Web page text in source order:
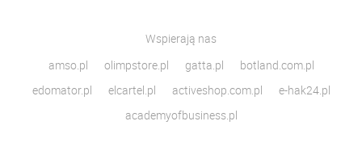
Wspierają nas
amso.pl
olimpstore.pl gatta.pl
botland.com.pl
edomator.pl
elcartel.pl activeshop.com.pl
e-hak24.pl
academyofbusiness.pl